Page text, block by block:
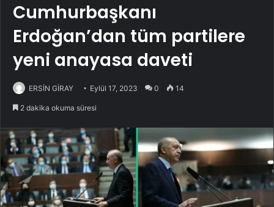
Cumhurbaşkanı
Erdoğan’dan tüm partilere
yeni anayasa daveti
ERSİN GİRAY Eylül 17, 2023 0 14
2 dakika okuma süresi